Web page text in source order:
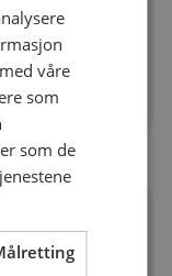
Hole
våre
som
som de